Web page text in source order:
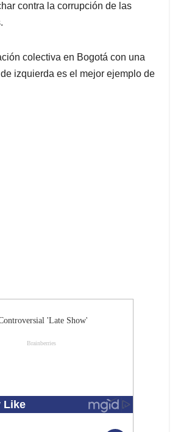
contra la corrupción de las
colectiva en Bogotá con una
izquierda es el mejor ejemplo de